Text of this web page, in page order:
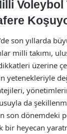
Voleybol
son yıllarda
milli takımı,
üzerine
yetenekleriyle
da
son dönemdeki
bir heyecan